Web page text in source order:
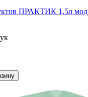
ПРАКТИК 1,5л